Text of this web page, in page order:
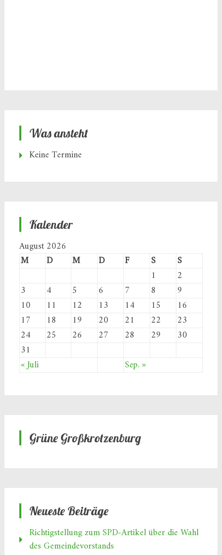
Was ansteht
Keine Termine
Kalender
August 2026
M
D M D F S
S
1
2
3
4 5 6 7 8
9
10
11 12 13 14 15
16
17
18 19 20 21 22
23
24
25 26 27 28 29
30
31
« Juli
Sep. »
Grüne Großkrotzenburg
Neueste Beiträge
Richtigstellung zum SPD‑Artikel über die Wahl
des Gemeindevorstands